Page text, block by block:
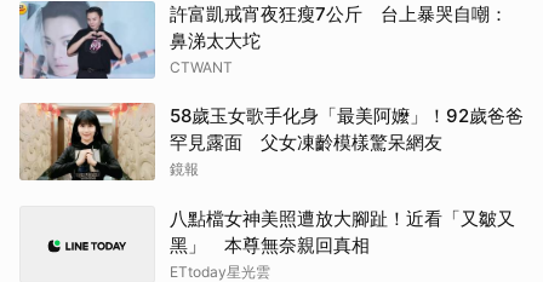
許富凱戒宵夜狂瘦7公斤 台上暴哭自嘲：
鼻涕太大坨
CTWANT
58歲玉女歌手化身「最美阿嬤」！92歲爸爸
罕見露面 父女凍齡模樣驚呆網友
鏡報
八點檔女神美照遭放大腳趾！近看「又皺又
黑」 本尊無奈親回真相
ETtoday星光雲